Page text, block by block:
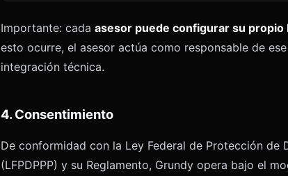
Importante: cada asesor puede configurar su propio
esto ocurre, el asesor actúa como responsable de
integración técnica.
4. Consentimiento
De conformidad con la Ley Federal de Protección de
(LFPDPPP) y su Reglamento, Grundy opera bajo el